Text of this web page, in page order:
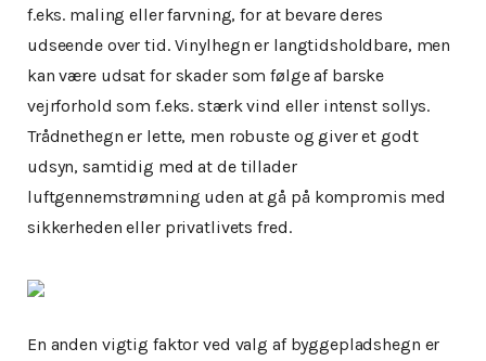
f.eks. maling eller farvning, for at bevare deres
udseende over tid. Vinylhegn er langtidsholdbare, men
kan være udsat for skader som følge af barske
vejrforhold som f.eks. stærk vind eller intenst sollys.
Trådnethegn er lette, men robuste og giver et godt
udsyn, samtidig med at de tillader
luftgennemstrømning uden at gå på kompromis med
sikkerheden eller privatlivets fred.
En anden vigtig faktor ved valg af byggepladshegn er